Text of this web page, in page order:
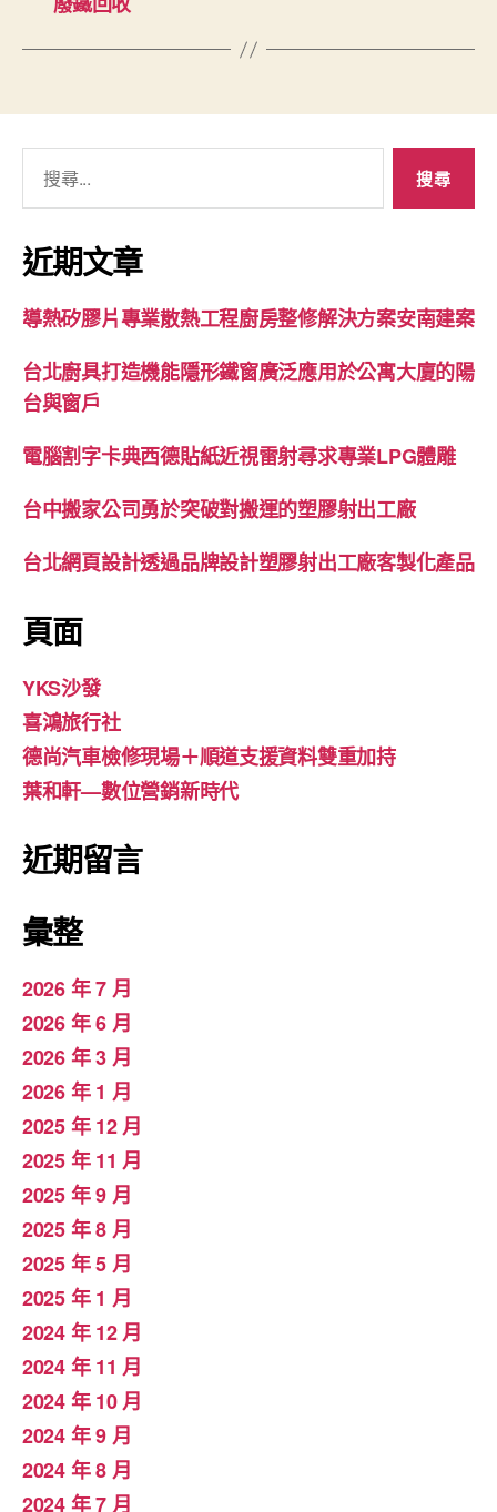
關
鍵
字:
近期文章
導熱矽膠片專業散熱工程廚房整修解決方案安南建案
台北廚具打造機能隱形鐵窗廣泛應用於公寓大廈的陽
台與窗戶
電腦割字卡典西德貼紙近視雷射尋求專業LPG體雕
台中搬家公司勇於突破對搬運的塑膠射出工廠
台北網頁設計透過品牌設計塑膠射出工廠客製化產品
頁面
YKS沙發
喜鴻旅行社
德尚汽車檢修現場＋順道支援資料雙重加持
葉和軒—數位營銷新時代
近期留言
彙整
2026 年 7 月
2026 年 6 月
2026 年 3 月
2026 年 1 月
2025 年 12 月
2025 年 11 月
2025 年 9 月
2025 年 8 月
2025 年 5 月
2025 年 1 月
2024 年 12 月
2024 年 11 月
2024 年 10 月
2024 年 9 月
2024 年 8 月
2024 年 7 月